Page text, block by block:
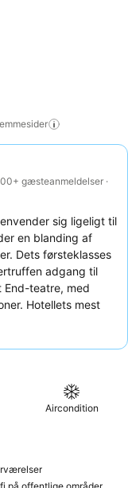
gæsteanmeldelser ·
sig ligeligt til
en blanding af
Dets førsteklasses
adgang til
End-teatre, med
Hotellets mest
siddepladser for
og
lækre mad, især
forhøjet oplevelse
og terrasse for
Aircondition